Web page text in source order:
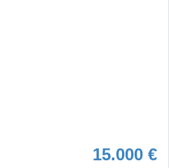
15.000 €